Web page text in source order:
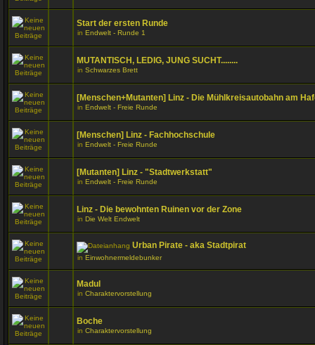
Start der ersten Runde
in Endwelt - Runde 1
MUTANTISCH, LEDIG, JUNG SUCHT........
in Schwarzes Brett
[Menschen+Mutanten] Linz - Die Mühlkreisautobahn am
in Endwelt - Freie Runde
[Menschen] Linz - Fachhochschule
in Endwelt - Freie Runde
[Mutanten] Linz - "Stadtwerkstatt"
in Endwelt - Freie Runde
Linz - Die bewohnten Ruinen vor der Zone
in Die Welt Endwelt
Urban Pirate - aka Stadtpirat
in Einwohnermeldebunker
Madul
in Charaktervorstellung
Boche
in Charaktervorstellung